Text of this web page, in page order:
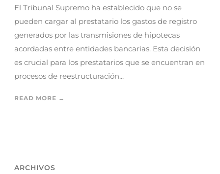
El Tribunal Supremo ha establecido que no se
pueden cargar al prestatario los gastos de registro
generados por las transmisiones de hipotecas
acordadas entre entidades bancarias. Esta decisión
es crucial para los prestatarios que se encuentran en
procesos de reestructuración...
READ MORE →
ARCHIVOS